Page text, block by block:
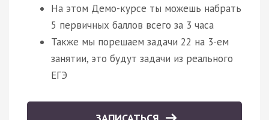
На этом Демо-курсе ты можешь набрать
5 первичных баллов всего за 3 часа
Также мы порешаем задачи 22 на 3-ем
занятии, это будут задачи из реального
ЕГЭ